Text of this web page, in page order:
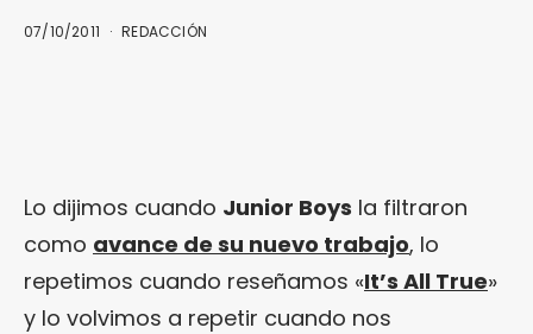
07/10/2011 REDACCIÓN
Lo dijimos cuando Junior Boys la filtraron
como avance de su nuevo trabajo, lo
repetimos cuando reseñamos «It’s All True»
y lo volvimos a repetir cuando nos